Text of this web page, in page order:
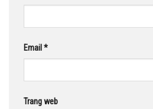
Email *
Trang web